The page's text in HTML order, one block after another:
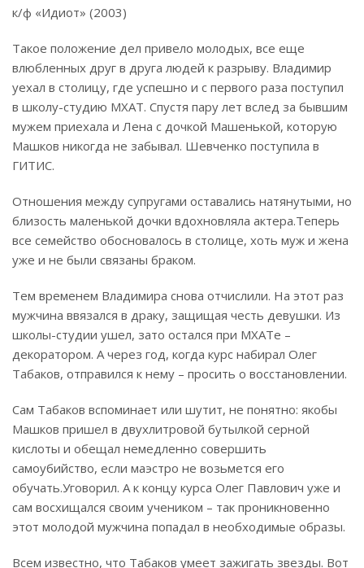
к/ф «Идиот» (2003)
Такое положение дел привело молодых, все еще
влюбленных друг в друга людей к разрыву. Владимир
уехал в столицу, где успешно и с первого раза поступил
в школу-студию МХАТ. Спустя пару лет вслед за бывшим
мужем приехала и Лена с дочкой Машенькой, которую
Машков никогда не забывал. Шевченко поступила в
ГИТИС.
Отношения между супругами оставались натянутыми, но
близость маленькой дочки вдохновляла актера.Теперь
все семейство обосновалось в столице, хоть муж и жена
уже и не были связаны браком.
Тем временем Владимира снова отчислили. На этот раз
мужчина ввязался в драку, защищая честь девушки. Из
школы-студии ушел, зато остался при МХАТе –
декоратором. А через год, когда курс набирал Олег
Табаков, отправился к нему – просить о восстановлении.
Сам Табаков вспоминает или шутит, не понятно: якобы
Машков пришел в двухлитровой бутылкой серной
кислоты и обещал немедленно совершить
самоубийство, если маэстро не возьмется его
обучать.Уговорил. А к концу курса Олег Павлович уже и
сам восхищался своим учеником – так проникновенно
этот молодой мужчина попадал в необходимые образы.
Всем известно, что Табаков умеет зажигать звезды. Вот